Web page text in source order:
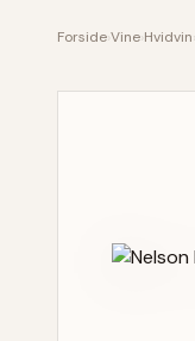
ForsideVine Hvidvin